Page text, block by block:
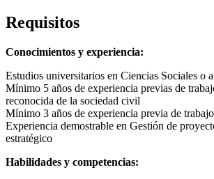
Requisitos
Conocimientos y experiencia:
Estudios universitarios en Ciencias Sociales o
Mínimo 5 años de experiencia previas de
reconocida de la sociedad civil
Mínimo 3 años de experiencia previa de
Experiencia demostrable en Gestión de
estratégico
Habilidades y competencias: